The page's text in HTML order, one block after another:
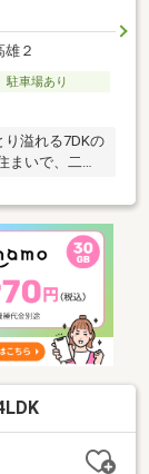
２
駐車場あり
り溢れる7DKの
いで、二世
徒歩約3分、太
も大変便利な好
伸び伸びと過
2箇所など、快
ゆったりとし
、似たような